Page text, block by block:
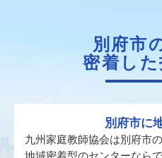
別府市
密着した
別府市に
九州家庭教師協会は別府市
地域密着型のセンターなら